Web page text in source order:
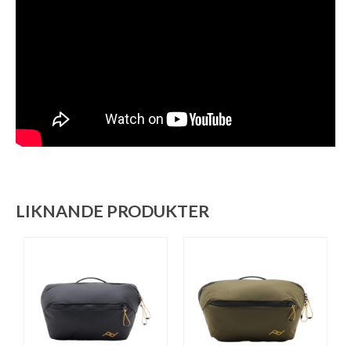
LIKNANDE PRODUKTER